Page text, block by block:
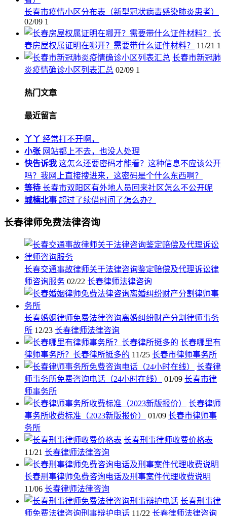
长春市疫情小区分布表（新型冠状病毒感染肺炎患者）
02/09 1
长
春房屋权属证明在哪开？需要带什么证件材料？
11/21 1
长春市新冠肺
炎疫情确诊小区列表汇总 02/09 1
热门文章
最近留言
丫丫 经常打不开啊，
小张 网站都上不去，也没人处理
快告诉我 这怎么还要密码才能看？这种信息不应该公开
吗？我网上直接搜进来，这密码是个什么东西啊？
等待 长春市双阳区有外地人员回来社区怎么不公开呢
城楠北事 超过了续借时间了怎么办？
长春律师免费法律咨询
长春交通事故律师关于法律咨询鉴定赔偿及代理诉讼律
师咨询服务 02/22 长春律师法律咨询
长春婚姻律师免费法律咨询离婚纠纷财产分割律师事务
所 12/23 长春律师法律咨询
长春哪里有
律师事务所？长春律所挺多的 11/25 长春市律师事务所
长春律
师事务所免费咨询电话（24小时在线）
01/09 长春市律
师事务所
长春律师
事务所收费标准（2023新版报价）
01/09 长春市律师事
务所
长春刑事律师收费价格表
11/21 长春律师法律咨询
长春刑事律师免费咨询电话及刑事案件代理收费说明
11/06 长春律师法律咨询
长春刑事律
师免费法律咨询刑事辩护电话 11/22 长春律师法律咨询